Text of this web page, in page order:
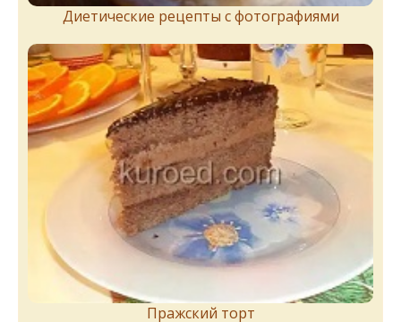
Диетические рецепты с фотографиями
Пражский торт